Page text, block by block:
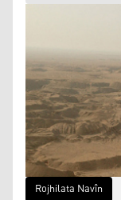
Rojhilata Navîn